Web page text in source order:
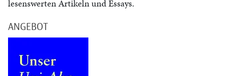
lesenswerten Artikeln und Essays.
ANGEBOT